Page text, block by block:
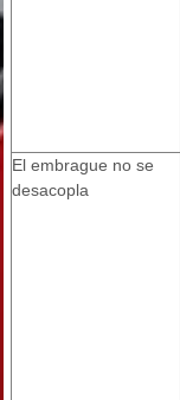
El embrague no se
desacopla